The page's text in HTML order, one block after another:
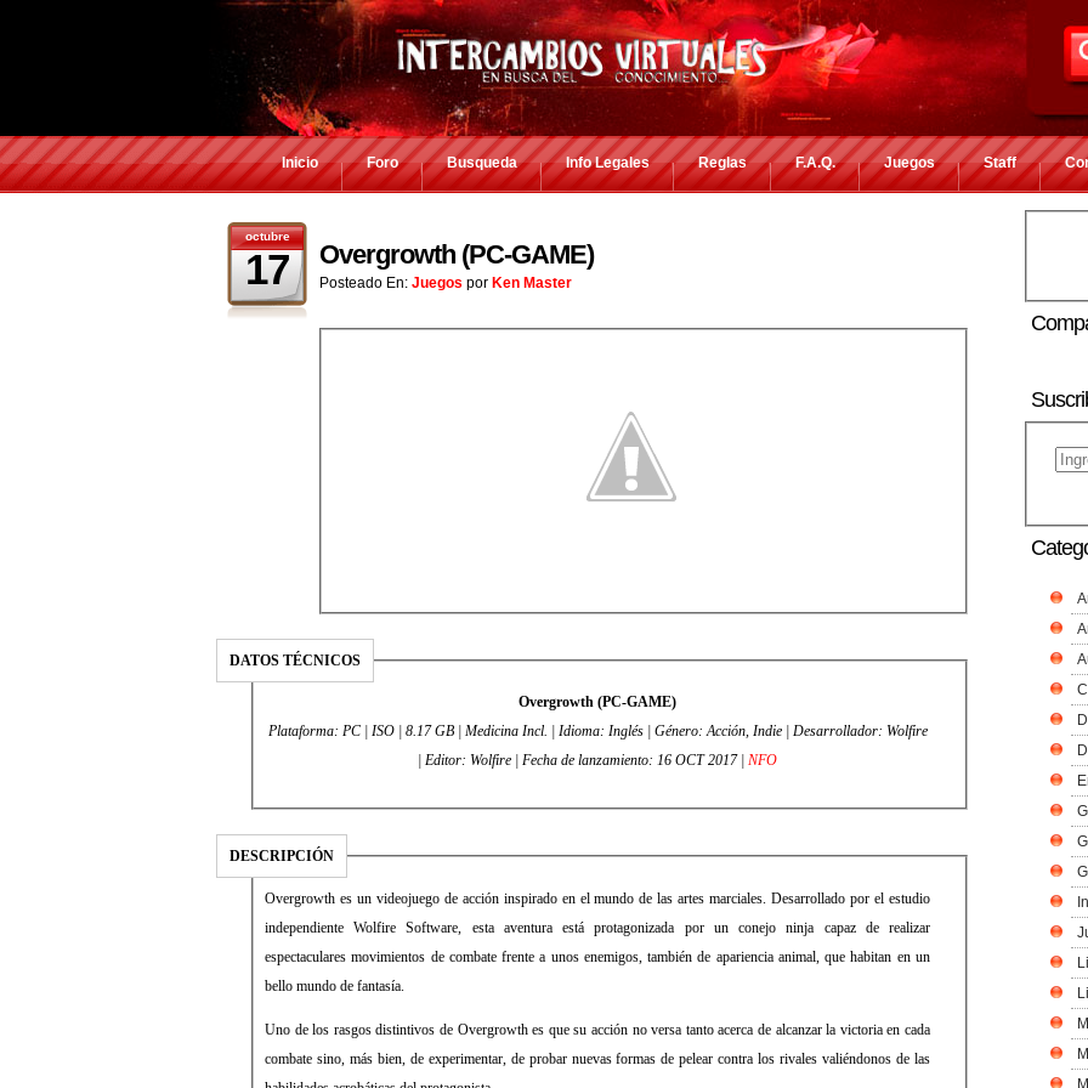
Inicio Foro Busqueda Info Legales Reglas F.A.Q. Juegos Staff
octubre
17 Overgrowth (PC-GAME)
Posteado En: Juegos por Ken Master
DATOS TÉCNICOS
Overgrowth (PC-GAME)
Plataforma: PC | ISO | 8.17 GB | Medicina Incl. | Idioma: Inglés | Género: Acción, Indie | Desarrollador: Wolfire
| Editor: Wolfire | Fecha de lanzamiento: 16 OCT 2017 | NFO
DESCRIPCIÓN
Overgrowth es un videojuego de acción inspirado en el mundo de las artes marciales. Desarrollado por el estudio
independiente Wolfire Software, esta aventura está protagonizada por un conejo ninja capaz de realizar
espectaculares movimientos de combate frente a unos enemigos, también de apariencia animal, que habitan en un
bello mundo de fantasía.
Uno de los rasgos distintivos de Overgrowth es que su acción no versa tanto acerca de alcanzar la victoria en cada
combate sino, más bien, de experimentar, de probar nuevas formas de pelear contra los rivales valiéndonos de las